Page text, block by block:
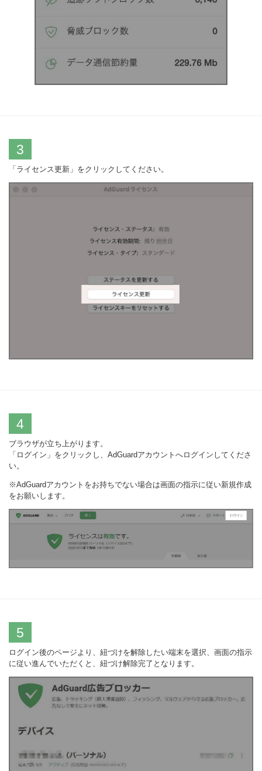
3
「ライセンス更新」をクリックしてください。
4
ブラウザが立ち上がります。
「ログイン」をクリックし、AdGuardアカウントへログインしてくださ
い。
※AdGuardアカウントをお持ちでない場合は画面の指示に従い新規作成
をお願いします。
5
ログイン後のページより、紐づけを解除したい端末を選択、画面の指示
に従い進んでいただくと、紐づけ解除完了となります。